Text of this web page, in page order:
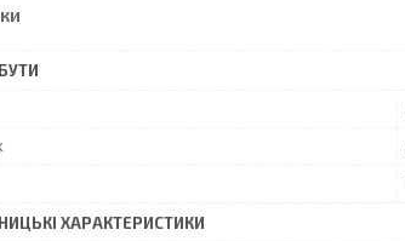
ХАРАКТЕРИСТИКИ